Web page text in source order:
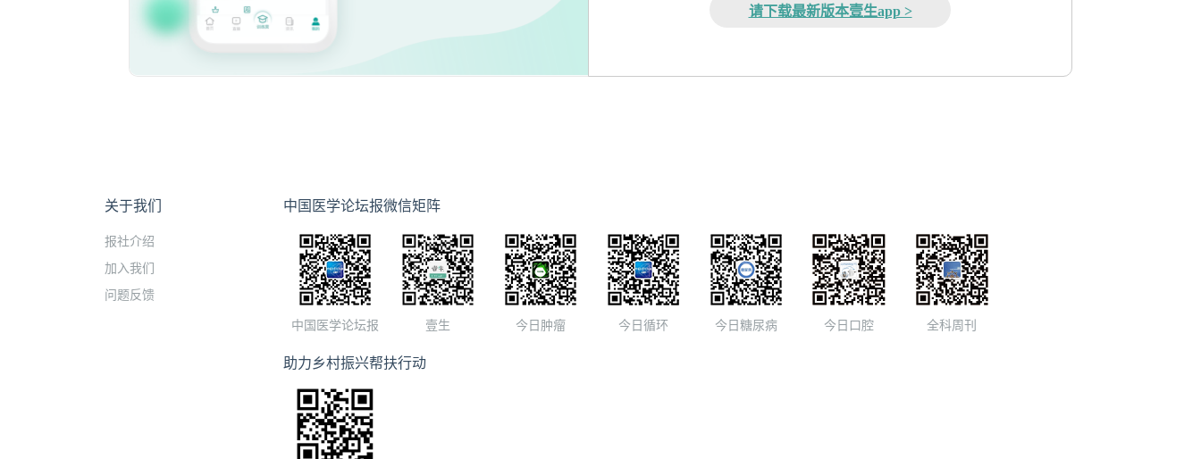
请下载最新版本壹生app >
关于我们
报社介绍
加入我们
问题反馈
中国医学论坛报微信矩阵
中国医学论坛报 壹生 今日肿瘤 今日循环 今日糖尿病 今日口腔 全科周刊
助力乡村振兴帮扶行动